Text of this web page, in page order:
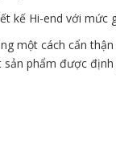
một cách cẩn
phẩm được